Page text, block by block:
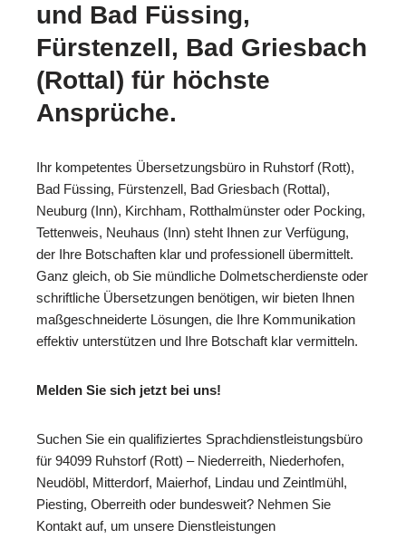
und Bad Füssing,
Fürstenzell, Bad Griesbach
(Rottal) für höchste
Ansprüche.
Ihr kompetentes Übersetzungsbüro in Ruhstorf (Rott),
Bad Füssing, Fürstenzell, Bad Griesbach (Rottal),
Neuburg (Inn), Kirchham, Rotthalmünster oder Pocking,
Tettenweis, Neuhaus (Inn) steht Ihnen zur Verfügung,
der Ihre Botschaften klar und professionell übermittelt.
Ganz gleich, ob Sie mündliche Dolmetscherdienste oder
schriftliche Übersetzungen benötigen, wir bieten Ihnen
maßgeschneiderte Lösungen, die Ihre Kommunikation
effektiv unterstützen und Ihre Botschaft klar vermitteln.
Melden Sie sich jetzt bei uns!
Suchen Sie ein qualifiziertes Sprachdienstleistungsbüro
für 94099 Ruhstorf (Rott) – Niederreith, Niederhofen,
Neudöbl, Mitterdorf, Maierhof, Lindau und Zeintlmühl,
Piesting, Oberreith oder bundesweit? Nehmen Sie
Kontakt auf, um unsere Dienstleistungen